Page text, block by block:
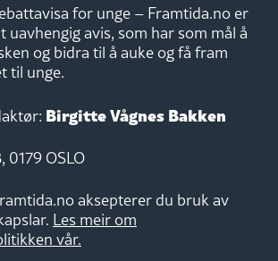
for unge – Framtida.no er
uavhengig avis, som har som mål å
og bidra til å auke og få fram
til unge.
Birgitte Vågnes Bakken
0179 OSLO
aksepterer du bruk av
Les meir om
vår.